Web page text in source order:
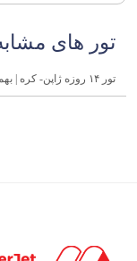
تور های
تور ۱۴ روزه ژاپن- کره | بهمن ۱۴۰۴